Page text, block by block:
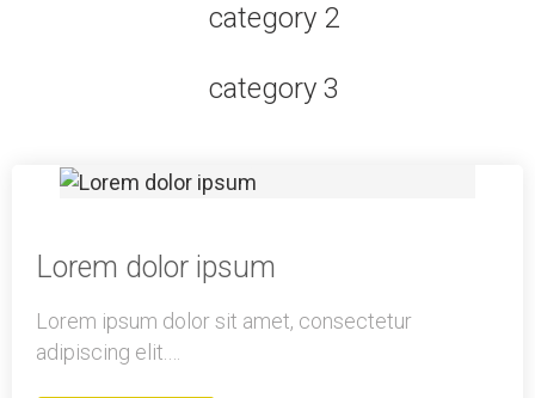
category 2
category 3
Lorem dolor ipsum
Lorem ipsum dolor sit amet, consectetur
adipiscing elit.…